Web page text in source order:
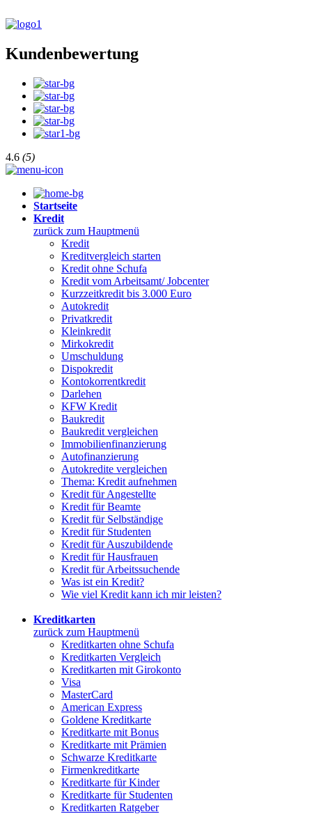
Kundenbewertung
4.6 (5)
Startseite
Kredit
zurück zum Hauptmenü
Kredit
Kreditvergleich starten
Kredit ohne Schufa
Kredit vom Arbeitsamt/ Jobcenter
Kurzzeitkredit bis 3.000 Euro
Autokredit
Privatkredit
Kleinkredit
Mirkokredit
Umschuldung
Dispokredit
Kontokorrentkredit
Darlehen
KFW Kredit
Baukredit
Baukredit vergleichen
Immobilienfinanzierung
Autofinanzierung
Autokredite vergleichen
Thema: Kredit aufnehmen
Kredit für Angestellte
Kredit für Beamte
Kredit für Selbständige
Kredit für Studenten
Kredit für Auszubildende
Kredit für Hausfrauen
Kredit für Arbeitssuchende
Was ist ein Kredit?
Wie viel Kredit kann ich mir leisten?
Kreditkarten
zurück zum Hauptmenü
Kreditkarten ohne Schufa
Kreditkarten Vergleich
Kreditkarten mit Girokonto
Visa
MasterCard
American Express
Goldene Kreditkarte
Kreditkarte mit Bonus
Kreditkarte mit Prämien
Schwarze Kreditkarte
Firmenkreditkarte
Kreditkarte für Kinder
Kreditkarte für Studenten
Kreditkarten Ratgeber